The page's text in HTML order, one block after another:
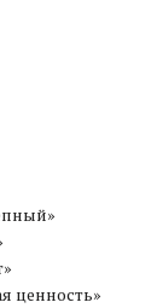
ценность»